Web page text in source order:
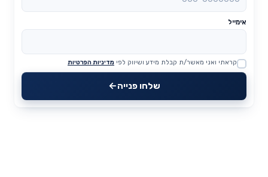
אימייל
Website
קראתי ואני מאשר/ת קבלת מידע ושיווק לפי מדיניות הפרטיות
שלחו פנייה